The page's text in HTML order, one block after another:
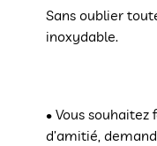
Sans oublier
inoxydable.
• Vous
d’amitié,